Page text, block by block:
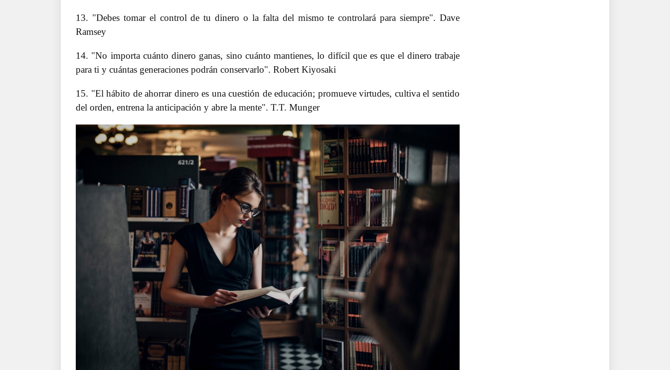
13. "Debes tomar el control de tu dinero o la falta del mismo te controlará para siempre". Dave
Ramsey
14. "No importa cuánto dinero ganas, sino cuánto mantienes, lo difícil que es que el dinero trabaje
para ti y cuántas generaciones podrán conservarlo". Robert Kiyosaki
15. "El hábito de ahorrar dinero es una cuestión de educación; promueve virtudes, cultiva el sentido
del orden, entrena la anticipación y abre la mente". T.T. Munger